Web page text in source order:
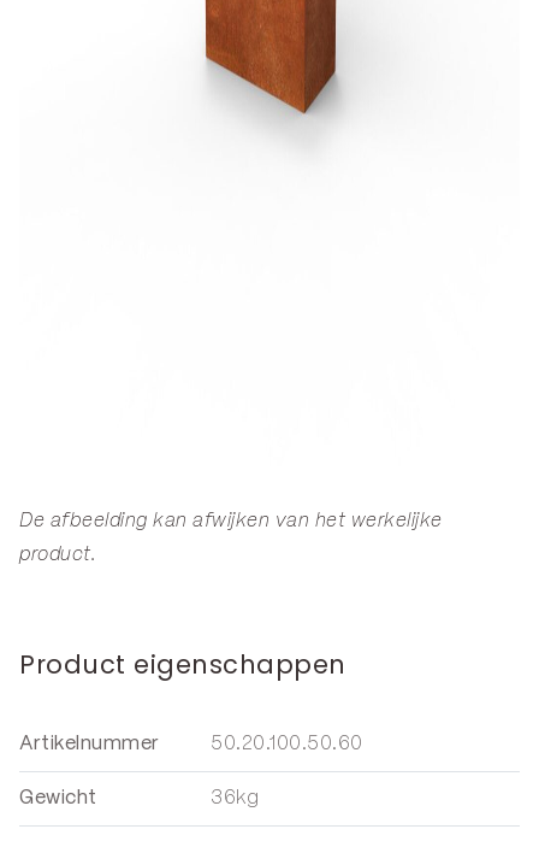
De afbeelding kan afwijken van het werkelijke
product.
Product eigenschappen
Artikelnummer 50.20.100.50.60
Gewicht 36kg